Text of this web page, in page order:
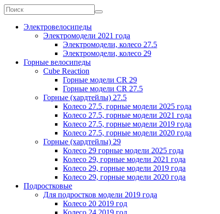
Электровелосипеды
Электромодели 2021 года
Электромодели, колесо 27.5
Электромодели, колесо 29
Горные велосипеды
Cube Reaction
Горные модели CR 29
Горные модели CR 27.5
Горные (хардтейлы) 27.5
Колесо 27.5, горные модели 2025 года
Колесо 27.5, горные модели 2021 года
Колесо 27.5, горные модели 2019 года
Колесо 27.5, горные модели 2020 года
Горные (хардтейлы) 29
Колесо 29 горные модели 2025 года
Колесо 29, горные модели 2021 года
Колесо 29, горные модели 2019 года
Колесо 29, горные модели 2020 года
Подростковые
Для подростков модели 2019 года
Колесо 20 2019 год
Колесо 24 2019 год